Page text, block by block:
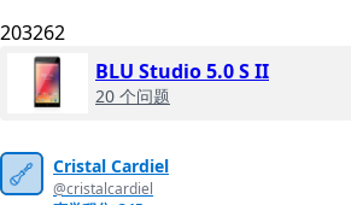
203262
BLU Studio 5.0 S II
20 个问题
Cristal Cardiel
@cristalcardiel